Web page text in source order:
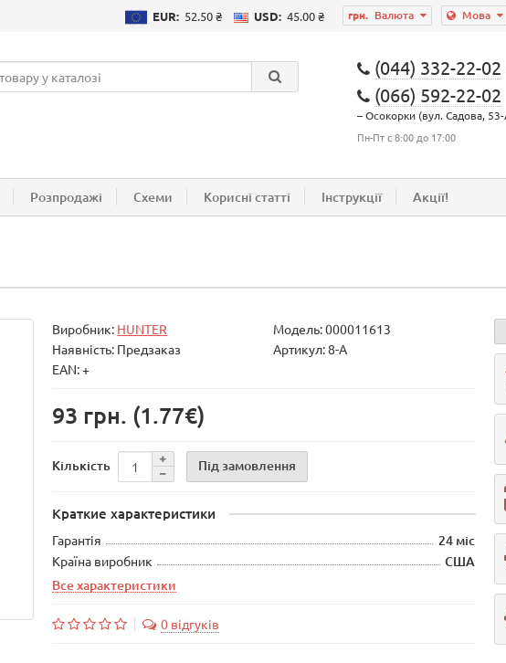
Мова
грн. Валюта
EUR: 52.50 ₴ USD: 45.00 ₴
(044) 332-22-02
(066) 592-22-02
– Осокорки (вул. Садова,
Пн-Пт с 8:00 до 17:00
Розпродажі Схеми Корисні статті Інструкції Акції!
Виробник: HUNTER Модель:000011613
Наявність: Предзаказ
Артикул: 8-А
EAN: +
93 грн. (1.77€)
Кількість Під замовлення
Краткие характеристики
Гарантія 24 міс
Країна виробник
США
Все характеристики
0 відгуків